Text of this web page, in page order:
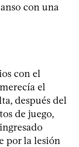
con una
con el
el
después del
de juego,
por la lesión